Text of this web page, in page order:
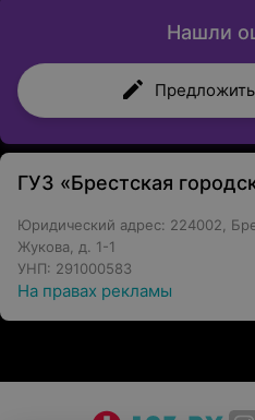
Нашли
ГУЗ «Брестская
Юридический адрес: 224002,
Жукова, д. 1-1
УНП: 291000583
На правах рекламы